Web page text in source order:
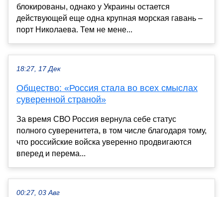
блокированы, однако у Украины остается
действующей еще одна крупная морская гавань –
порт Николаева. Тем не мене...
18:27, 17 Дек
Общество: «Россия стала во всех смыслах
суверенной страной»
За время СВО Россия вернула себе статус
полного суверенитета, в том числе благодаря тому,
что российские войска уверенно продвигаются
вперед и перема...
00:27, 03 Авг